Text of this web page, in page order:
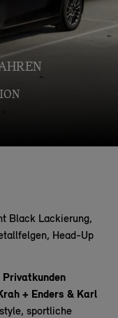
Black Lackierung,
Head-Up
Privatkunden
+ Enders & Karl
sportliche